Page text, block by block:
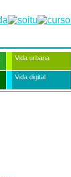
Vida urbana
Vida digital